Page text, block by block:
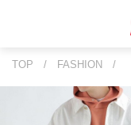
TOP / FASHION /